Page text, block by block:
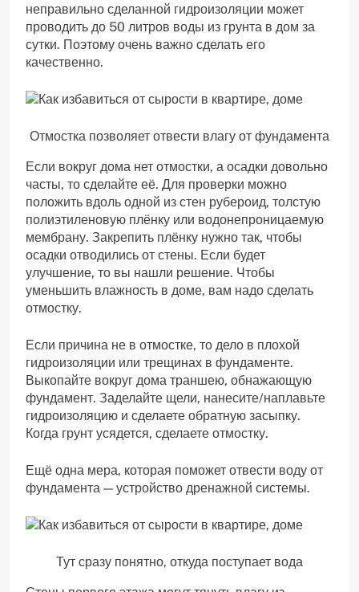
неправильно сделанной гидроизоляции может
проводить до 50 литров воды из грунта в дом за
сутки. Поэтому очень важно сделать его
качественно.
Отмостка позволяет отвести влагу от фундамента
Если вокруг дома нет отмостки, а осадки довольно
часты, то сделайте её. Для проверки можно
положить вдоль одной из стен рубероид, толстую
полиэтиленовую плёнку или водонепроницаемую
мембрану. Закрепить плёнку нужно так, чтобы
осадки отводились от стены. Если будет
улучшение, то вы нашли решение. Чтобы
уменьшить влажность в доме, вам надо сделать
отмостку.
Если причина не в отмостке, то дело в плохой
гидроизоляции или трещинах в фундаменте.
Выкопайте вокруг дома траншею, обнажающую
фундамент. Заделайте щели, нанесите/наплавьте
гидроизоляцию и сделаете обратную засыпку.
Когда грунт усядется, сделаете отмостку.
Ещё одна мера, которая поможет отвести воду от
фундамента — устройство дренажной системы.
Тут сразу понятно, откуда поступает вода